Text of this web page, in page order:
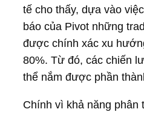
tế cho thấy, dựa vào
báo của Pivot những
được chính xác xu
80%. Từ đó, các chiến
thể nắm được phần
Chính vì khả năng phân